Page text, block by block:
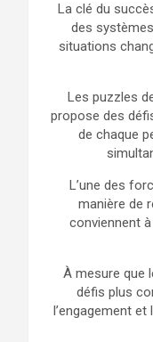
La clé du
des
situations
Les puzzles
propose des
de chaque
L’une des
manière de
conviennent
À mesure que
défis plus
l’engagement